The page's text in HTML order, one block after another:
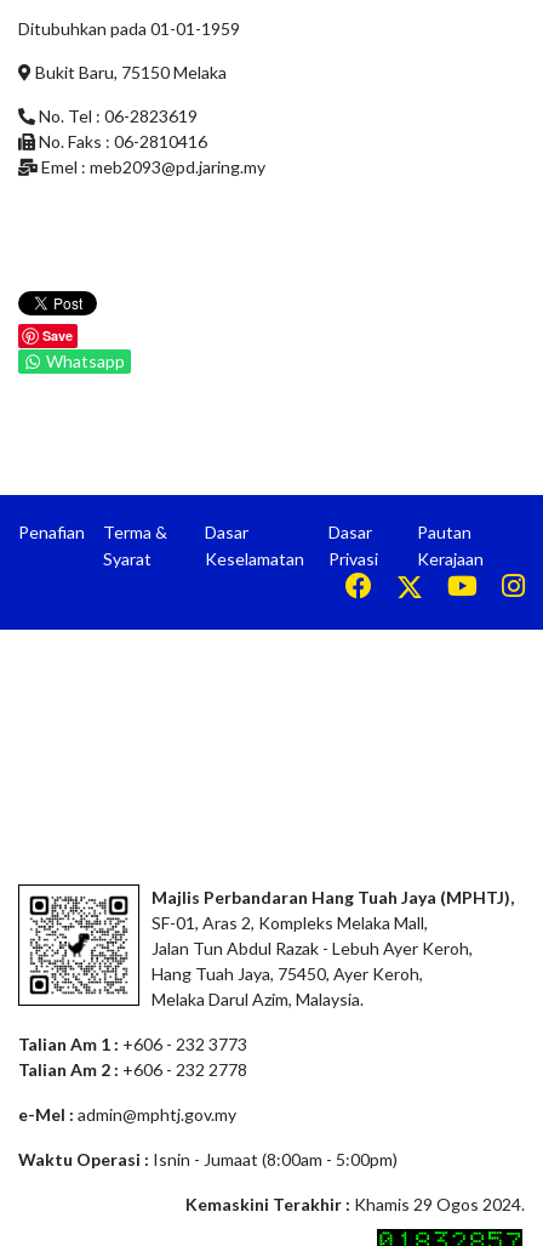
Ditubuhkan pada 01-01-1959
Bukit Baru, 75150 Melaka
No. Tel : 06-2823619
No. Faks : 06-2810416
Emel : meb2093@pd.jaring.my
Save
Whatsapp
Penafian
Terma &
Syarat
Dasar
Keselamatan
Dasar
Privasi
Pautan
Kerajaan
Majlis Perbandaran Hang Tuah Jaya (MPHTJ),
SF-01, Aras 2, Kompleks Melaka Mall,
Jalan Tun Abdul Razak - Lebuh Ayer Keroh,
Hang Tuah Jaya, 75450, Ayer Keroh,
Melaka Darul Azim, Malaysia.
Talian Am 1 : +606 - 232 3773
Talian Am 2 : +606 - 232 2778
e-Mel : admin@mphtj.gov.my
Waktu Operasi : Isnin - Jumaat (8:00am - 5:00pm)
Kemaskini Terakhir : Khamis 29 Ogos 2024.